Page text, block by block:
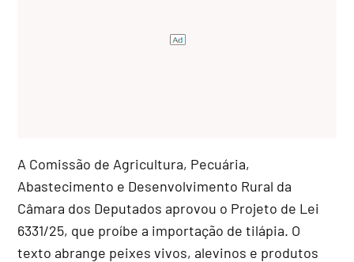
A Comissão de Agricultura, Pecuária,
Abastecimento e Desenvolvimento Rural da
Câmara dos Deputados aprovou o Projeto de Lei
6331/25, que proíbe a importação de tilápia. O
texto abrange peixes vivos, alevinos e produtos